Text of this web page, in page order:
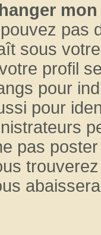
pas
sous
profil
pour
pour
pas